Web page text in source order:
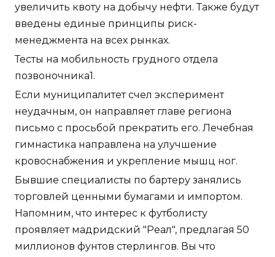
увеличить квоту на добычу нефти. Также будут
введены единые принципы риск-
менеджмента на всех рынках.
Тесты на мобильность грудного отдела
позвоночника1.
Если муниципалитет счел эксперимент
неудачным, он направляет главе региона
письмо с просьбой прекратить его. Лечебная
гимнастика направлена на улучшение
кровоснабжения и укрепление мышц ног.
Бывшие специалисты по бартеру занялись
торговлей ценными бумагами и импортом.
Напомним, что интерес к футболисту
проявляет мадридский "Реал", предлагая 50
миллионов фунтов стерлингов. Вы что